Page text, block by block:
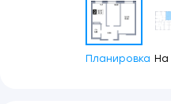
Планировка На